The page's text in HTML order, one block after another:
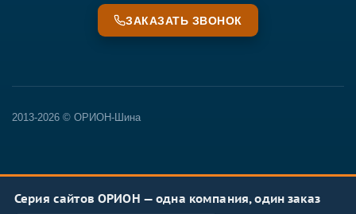
ЗАКАЗАТЬ ЗВОНОК
2013-2026 © ОРИОН-Шина
Серия сайтов ОРИОН — одна компания, один заказ